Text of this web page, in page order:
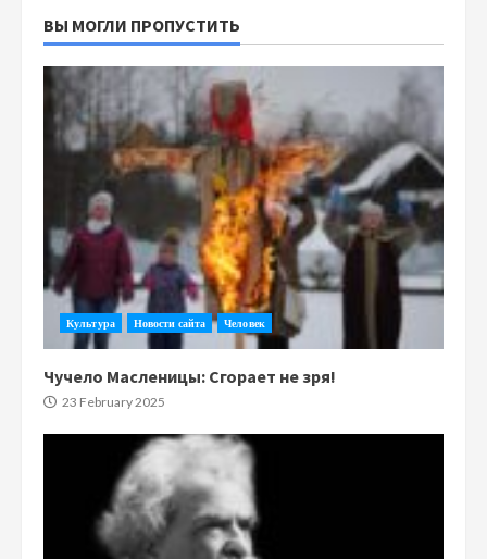
ВЫ МОГЛИ ПРОПУСТИТЬ
Культура Новости сайта Человек
Чучело Масленицы: Сгорает не зря!
23 February 2025